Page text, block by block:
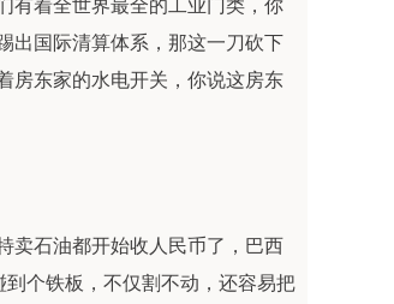
出国际清算体系，那这一刀砍下
房东家的水电开关，你说这房东
卖石油都开始收人民币了，巴西
个铁板，不仅割不动，还容易把